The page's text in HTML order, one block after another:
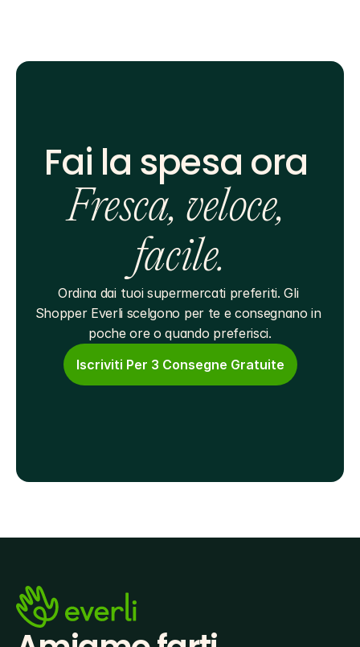
Fai la spesa ora
Fresca, veloce,
facile.
Ordina dai tuoi supermercati preferiti. Gli
Shopper Everli scelgono per te e consegnano in
poche ore o quando preferisci.
Iscriviti Per 3 Consegne Gratuite